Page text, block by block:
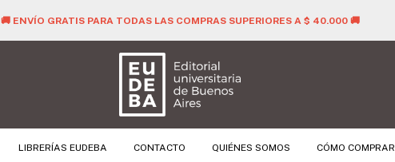
🚚 ENVÍO GRATIS PARA TODAS LAS COMPRAS SUPERIORES A $ 40.000 🚚
LIBRERÍAS EUDEBA CONTACTO QUIÉNES SOMOS CÓMO COMPRAR